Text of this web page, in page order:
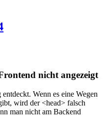
nicht angezeigt
entdeckt. Wenn es eine Wegen
wird der <head> falsch
man nicht am Backend